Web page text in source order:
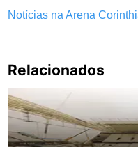
Notícias na Arena
Relacionados